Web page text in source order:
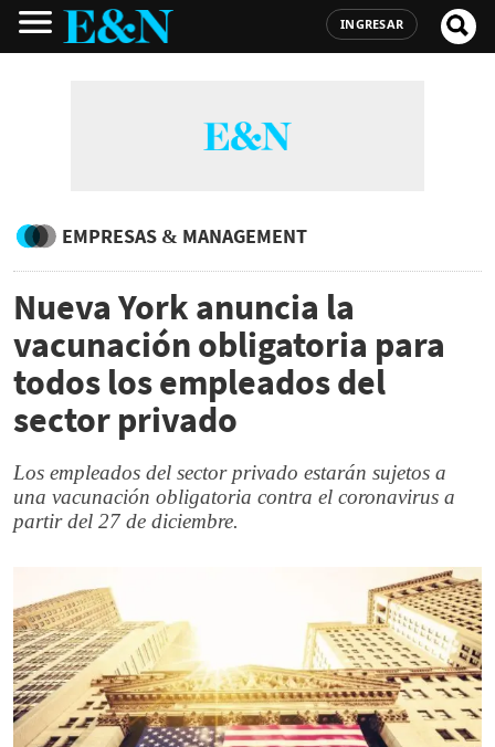
INGRESAR
EMPRESAS & MANAGEMENT
Nueva York anuncia la
vacunación obligatoria para
todos los empleados del
sector privado
Los empleados del sector privado estarán sujetos a
una vacunación obligatoria contra el coronavirus a
partir del 27 de diciembre.